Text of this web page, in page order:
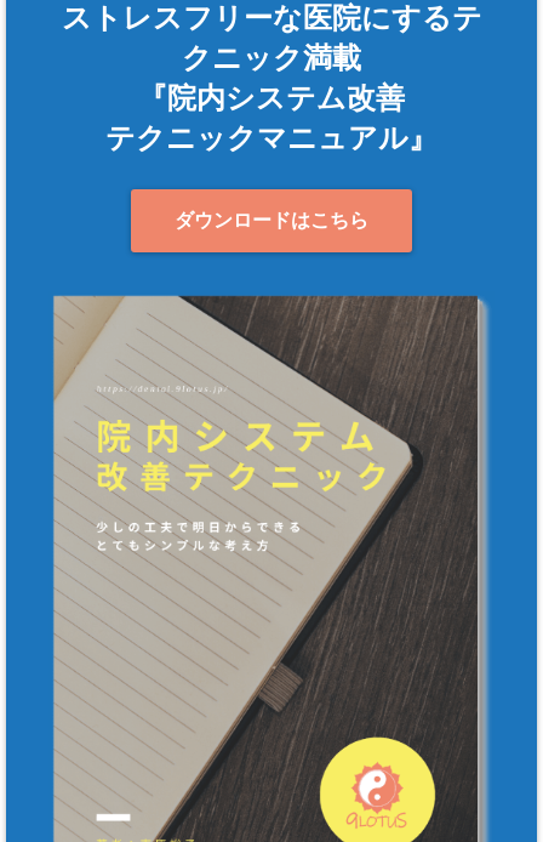
ストレスフリーな医院にするテ
クニック満載
『院内システム改善
テクニックマニュアル』
ダウンロードはこちら